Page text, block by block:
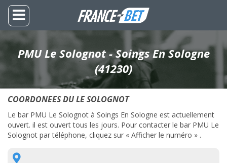
PMU Le Solognot - Soings En Sologne
(41230)
COORDONEES DU LE SOLOGNOT
Le bar PMU Le Solognot à Soings En Sologne est actuellement
ouvert. il est ouvert tous les jours. Pour contacter le bar PMU Le
Solognot par téléphone, cliquez sur « Afficher le numéro » .